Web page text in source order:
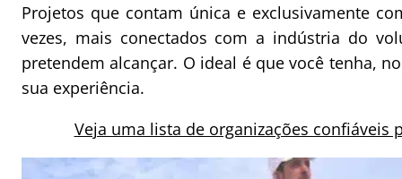
Projetos que contam única e exclusivamente
vezes, mais conectados com a indústria do
pretendem alcançar. O ideal é que você tenha,
sua experiência.
Veja uma lista de organizações